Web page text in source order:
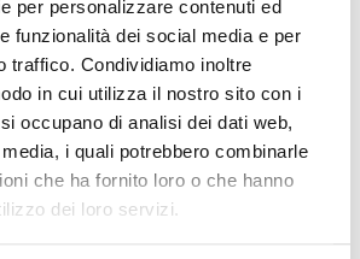
per personalizzare contenuti ed
funzionalità dei social media e per
traffico. Condividiamo inoltre
in cui utilizza il nostro sito con i
occupano di analisi dei dati web,
i quali potrebbero combinarle
che ha fornito loro o che hanno
dei loro servizi.
RICHIEDI INFORMAZIONI
E CORSI